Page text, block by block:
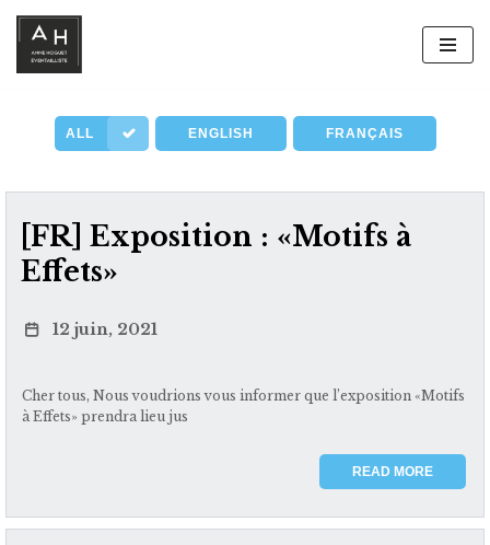
Aller
contenu
ALL ENGLISH FRANÇAIS
[FR] Exposition : «Motifs à
Effets»
12 juin, 2021
Cher tous, Nous voudrions vous informer que l’exposition «Motifs
à Effets» prendra lieu jus
READ MORE